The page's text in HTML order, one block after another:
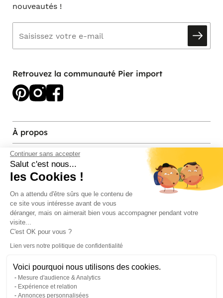
Continuer sans accepter
Salut c'est nous...
les Cookies !
On a attendu d'être sûrs que le contenu de
ce site vous intéresse avant de vous
déranger, mais on aimerait bien vous accompagner pendant votre
visite...
C'est OK pour vous ?
Lien vers notre politique de confidentialité
Voici pourquoi nous utilisons des cookies.
Mesure d'audience & Analytics
Expérience et relation
Annonces personnalisées
nouveautés !
Retrouvez la communauté Pier import
À propos
Services et contact
Magasins et Showrooms
Modes de paiement acceptés